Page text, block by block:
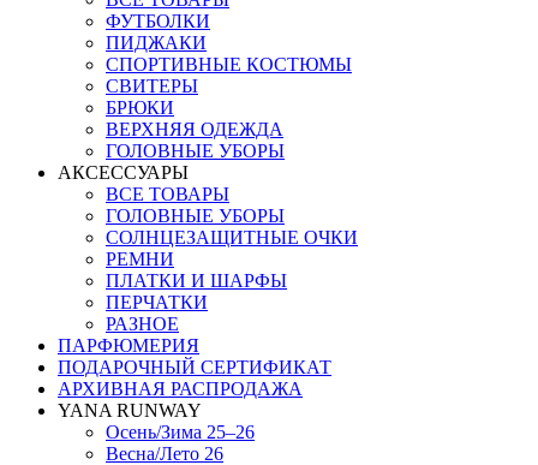
ФУТБОЛКИ
ПИДЖАКИ
СПОРТИВНЫЕ КОСТЮМЫ
СВИТЕРЫ
БРЮКИ
ВЕРХНЯЯ ОДЕЖДА
ГОЛОВНЫЕ УБОРЫ
АКСЕССУАРЫ
ВСЕ ТОВАРЫ
ГОЛОВНЫЕ УБОРЫ
СОЛНЦЕЗАЩИТНЫЕ ОЧКИ
РЕМНИ
ПЛАТКИ И ШАРФЫ
ПЕРЧАТКИ
РАЗНОЕ
ПАРФЮМЕРИЯ
ПОДАРОЧНЫЙ СЕРТИФИКАТ
АРХИВНАЯ РАСПРОДАЖА
YANA RUNWAY
Осень/Зима 25–26
Весна/Лето 26